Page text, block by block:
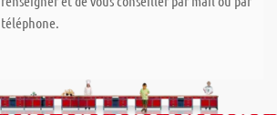
téléphone.